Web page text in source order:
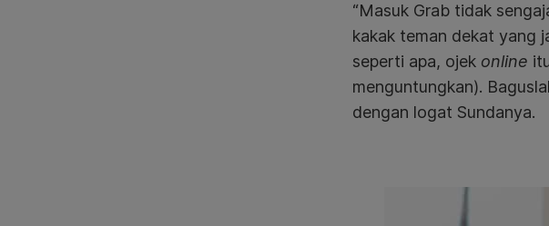
“Masuk Grab tidak
kakak teman dekat yang
seperti apa, ojek online
menguntungkan).
dengan logat Sundanya.